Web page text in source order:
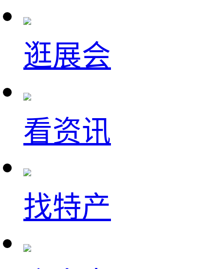
逛展会
看资讯
找特产